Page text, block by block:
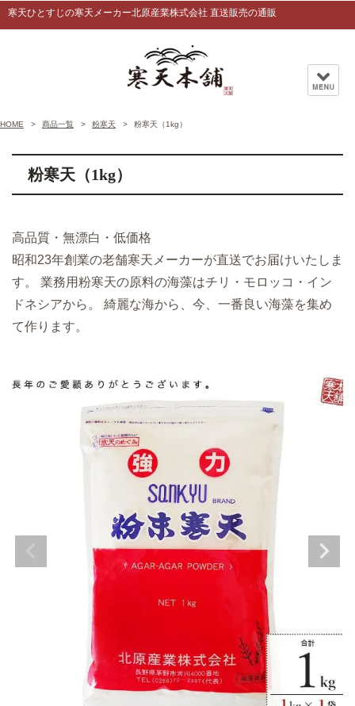
寒天ひとすじの寒天メーカー北原産業株式会社 直送販売の通販
HOME 商品一覧 粉寒天 粉寒天（1kg）
粉寒天（1kg）
高品質・無漂白・低価格
昭和23年創業の老舗寒天メーカーが直送でお届けいたしま
す。 業務用粉寒天の原料の海藻はチリ・モロッコ・イン
ドネシアから。 綺麗な海から、今、一番良い海藻を集め
て作ります。